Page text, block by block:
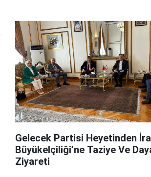
Gelecek Partisi Heyetinden
Büyükelçiliği’ne Taziye Ve
Ziyareti